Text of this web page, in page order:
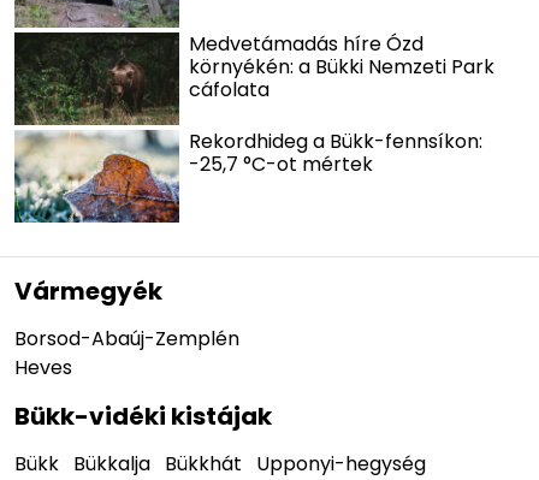
Medvetámadás híre Ózd
környékén: a Bükki Nemzeti Park
cáfolata
Rekordhideg a Bükk-fennsíkon:
-25,7 °C-ot mértek
Vármegyék
Borsod-Abaúj-Zemplén
Heves
Bükk-vidéki kistájak
Bükk Bükkalja Bükkhát Upponyi-hegység